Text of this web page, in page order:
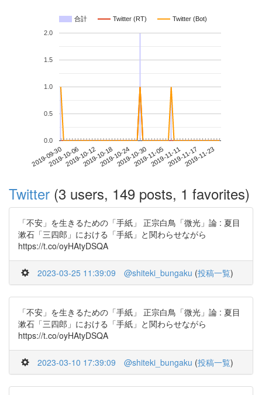
合計 Twitter (RT) Twitter (Bot)
2019-09-302019-10-062019-10-122019-10-182019-10-242019-10-302019-11-052019-11-112019-11-172019-11-23
0.0
0.5
1.0
1.5
2.0
Twitter (3 users, 149 posts, 1 favorites)
「不安」を生きるための「手紙」 正宗白鳥「微光」論 : 夏目
漱石「三四郎」における「手紙」と関わらせながら
https://t.co/oyHAtyDSQA
2023-03-25 11:39:09 @shiteki_bungaku (投稿一覧)
「不安」を生きるための「手紙」 正宗白鳥「微光」論 : 夏目
漱石「三四郎」における「手紙」と関わらせながら
https://t.co/oyHAtyDSQA
2023-03-10 17:39:09 @shiteki_bungaku (投稿一覧)